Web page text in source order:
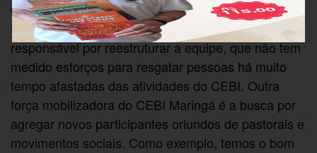
Oliveira, membro do Conselho Estadual do CEBI-
PR da qual representa esta sub-região. Jair foi o
responsável por reestruturar a equipe, que não tem
medido esforços para resgatar pessoas há muito
tempo afastadas das atividades do CEBI. Outra
força mobilizadora do CEBI Maringá é a busca por
agregar novos participantes oriundos de pastorais e
movimentos sociais. Como exemplo, temos o bom